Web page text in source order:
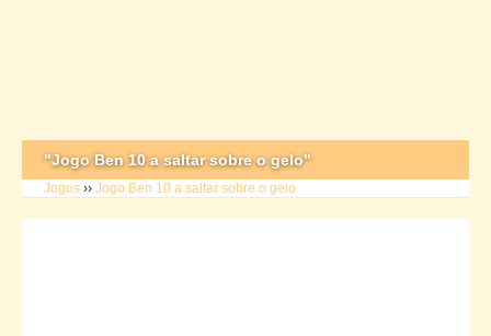
"Jogo Ben 10 a saltar sobre o gelo"
Jogos ›› Jogo Ben 10 a saltar sobre o gelo